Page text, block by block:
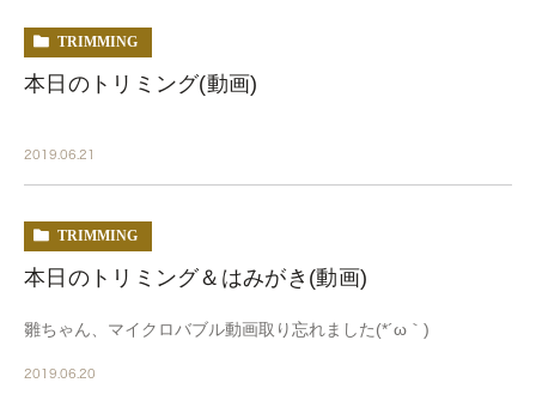
TRIMMING
本日のトリミング(動画)
2019.06.21
TRIMMING
本日のトリミング＆はみがき(動画)
雛ちゃん、マイクロバブル動画取り忘れました(*´ω｀)
2019.06.20